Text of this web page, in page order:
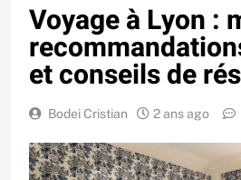
Voyage à Lyon :
et conseils de
Bodei Cristian 2 ans ago